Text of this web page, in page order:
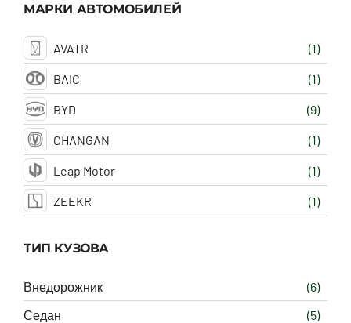
МАРКИ АВТОМОБИЛЕЙ
AVATR (1)
BAIC (1)
BYD (9)
CHANGAN (1)
Leap Motor (1)
ZEEKR (1)
ТИП КУЗОВА
Внедорожник
(6)
Седан
(5)